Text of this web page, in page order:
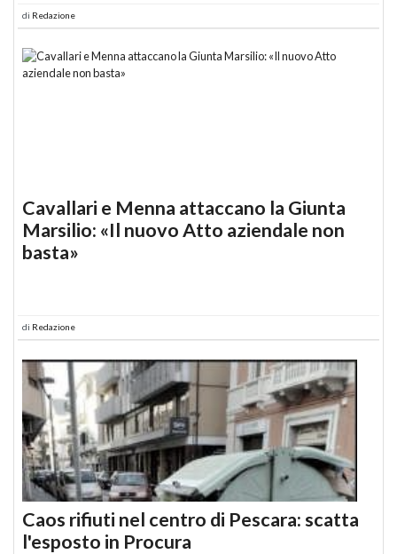
di Redazione
Cavallari e Menna attaccano la Giunta
Marsilio: «Il nuovo Atto aziendale non
basta»
di Redazione
Caos rifiuti nel centro di Pescara: scatta
l'esposto in Procura